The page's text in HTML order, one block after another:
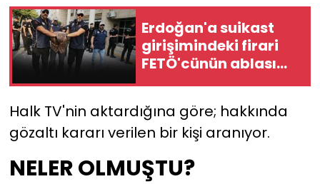
Erdoğan'a suikast
girişimindeki firari
FETÖ'cünün ablası
gözaltında
Halk TV'nin aktardığına göre; hakkında
gözaltı kararı verilen bir kişi aranıyor.
NELER OLMUŞTU?
Yurt